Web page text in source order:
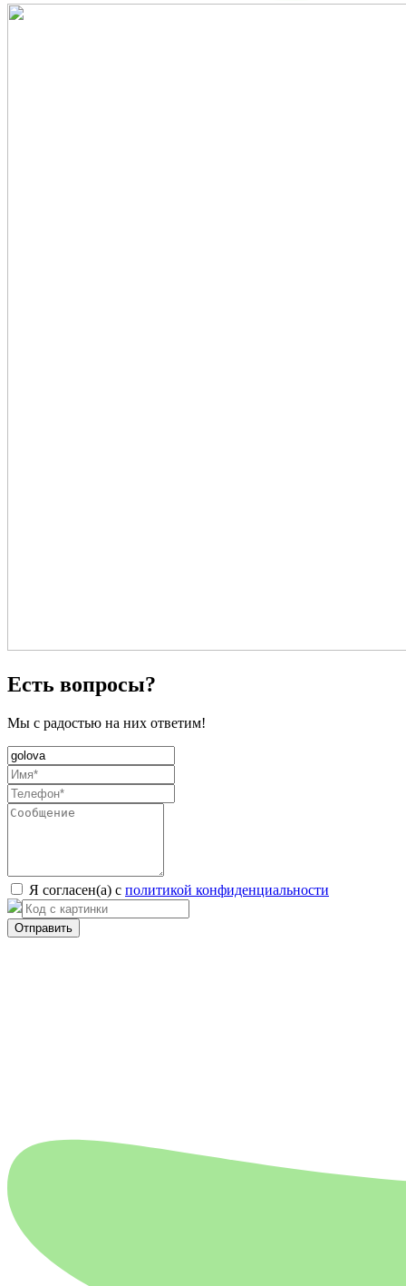
Есть вопросы?
Мы с радостью на них ответим!
Я согласен(а) с политикой конфиденциальности
Отправить